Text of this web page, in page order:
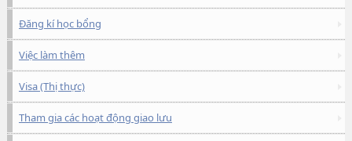
Đăng kí học bổng
Việc làm thêm
Visa (Thị thực)
Tham gia các hoạt động giao lưu